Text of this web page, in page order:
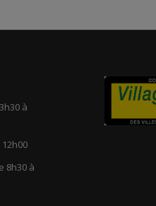
à
8h30 à